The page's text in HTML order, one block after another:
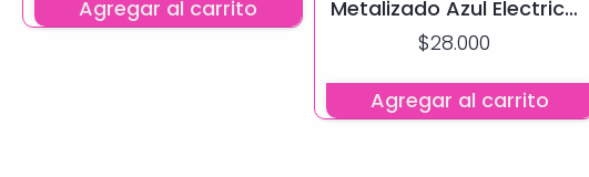
Agregar al carrito
Metalizado Azul Electrico
Efecto
$28.000
Agregar al carrito